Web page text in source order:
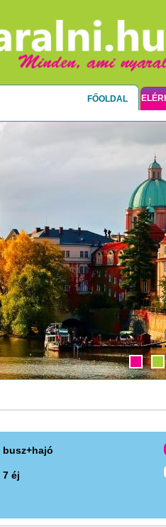
FŐOLDAL
busz+hajó
7 éj